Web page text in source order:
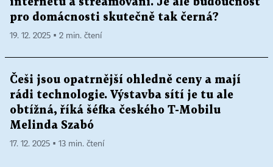
pro domácnosti skutečně tak černá?
19. 12. 2025 ▪ 2 min. čtení
Češi jsou opatrnější ohledně ceny a mají
rádi technologie. Výstavba sítí je tu ale
obtížná, říká šéfka českého T-Mobilu
Melinda Szabó
17. 12. 2025 ▪ 13 min. čtení